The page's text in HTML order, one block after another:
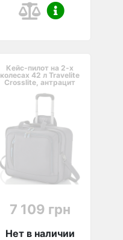
Кейс-пилот на 2-х
колесах 42 л Travelite
Crosslite, антрацит
7 109 грн
Нет в наличии